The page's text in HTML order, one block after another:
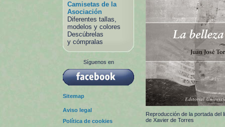
Camisetas de la
Asociación
Diferentes tallas,
modelos y colores
Descúbrelas
y cómpralas
Síguenos en
Sitemap
Aviso legal
Política de cookies
Reproducción de la portada del
de Xavier de Torres